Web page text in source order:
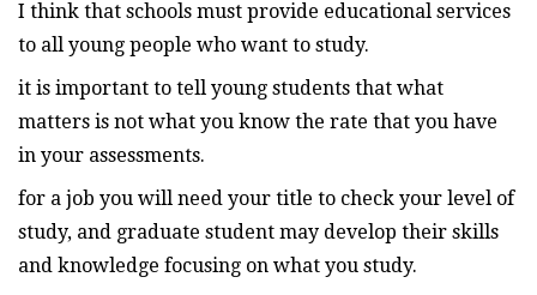
I think that schools must provide educational services
to all young people who want to study.
it is important to tell young students that what
matters is not what you know the rate that you have
in your assessments.
for a job you will need your title to check your level of
study, and graduate student may develop their skills
and knowledge focusing on what you study.